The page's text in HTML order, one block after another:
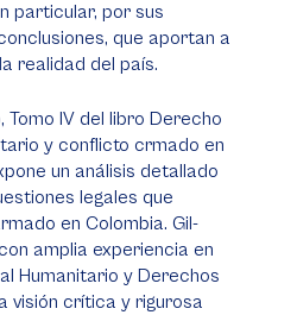
particular, por sus
que aportan a
realidad del país.
Tomo IV del libro Derecho
y conflicto crmado en
un análisis detallado
legales que
en Colombia. Gil-
amplia experiencia en
Humanitario y Derechos
visión crítica y rigurosa